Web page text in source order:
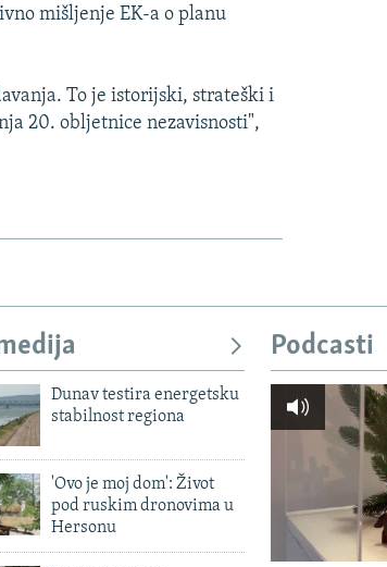
mišljenje EK-a o planu
To je istorijski, strateški i
20. obljetnice nezavisnosti",
Dunav testira energetsku
stabilnost regiona
'Ovo je moj dom': Život
pod ruskim dronovima u
Hersonu
Podcasti